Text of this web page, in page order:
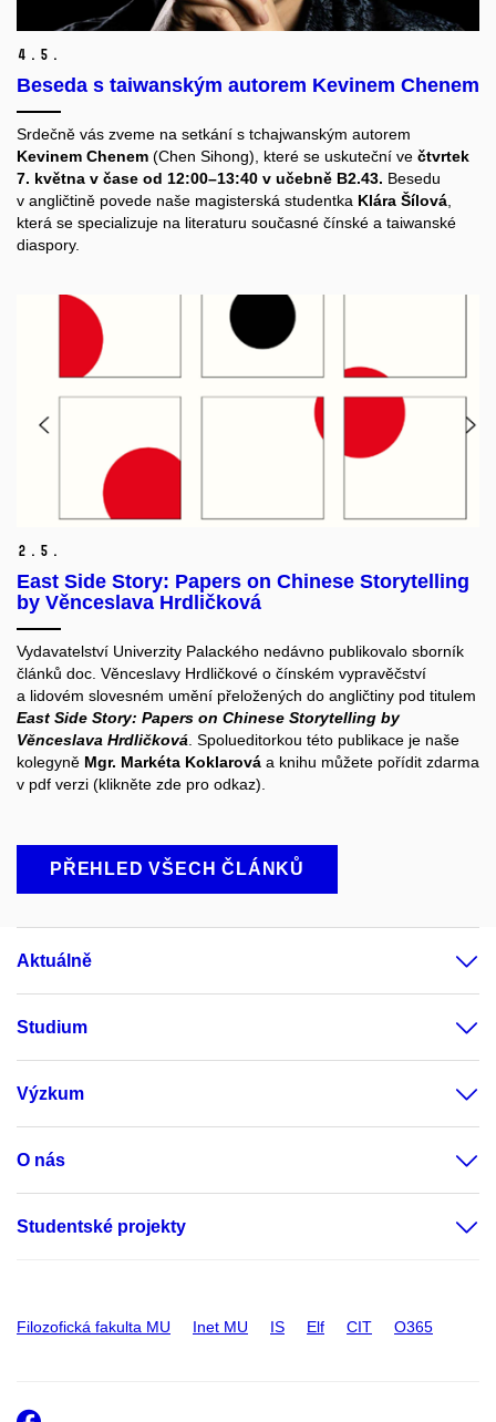
4. 5.
Beseda s taiwanským autorem Kevinem Chenem
Srdečně vás zveme na setkání s tchajwanským autorem
Kevinem Chenem (Chen Sihong), které se uskuteční ve čtvrtek
7. května v čase od 12:00–13:40 v učebně B2.43. Besedu
v angličtině povede naše magisterská studentka Klára Šílová
která se specializuje na literaturu současné čínské a taiwanské
diaspory.
2. 5.
East Side Story: Papers on Chinese Storytelling
by Věnceslava Hrdličková
Vydavatelství Univerzity Palackého nedávno publikovalo sborník
článků doc. Věnceslavy Hrdličkové o čínském vypravěčství
a lidovém slovesném umění přeložených do angličtiny pod titulem
East Side Story: Papers on Chinese Storytelling by
Věnceslava Hrdličková . Spolueditorkou této publikace je naše
kolegyně Mgr. Markéta Koklarová a knihu můžete pořídit zdarma
v pdf verzi (klikněte zde pro odkaz).
PŘEHLED VŠECH ČLÁNKŮ
Aktuálně
Studium
Výzkum
O nás
Studentské projekty
Filozofická fakulta MU Inet MU IS Elf CIT O365